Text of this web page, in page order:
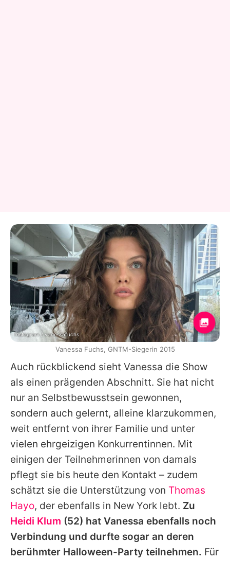
Auch rückblickend sieht Vanessa die Show
als einen prägenden Abschnitt. Sie hat nicht
nur an Selbstbewusstsein gewonnen,
sondern auch gelernt, alleine klarzukommen,
weit entfernt von ihrer Familie und unter
vielen ehrgeizigen Konkurrentinnen. Mit
einigen der Teilnehmerinnen von damals
pflegt sie bis heute den Kontakt – zudem
schätzt sie die Unterstützung von Thomas
Hayo, der ebenfalls in New York lebt. Zu
Heidi Klum (52) hat Vanessa ebenfalls noch
Verbindung und durfte sogar an deren
berühmter Halloween-Party teilnehmen. Für
Instagram / vanessafuchs
Vanessa Fuchs, GNTM-Siegerin 2015